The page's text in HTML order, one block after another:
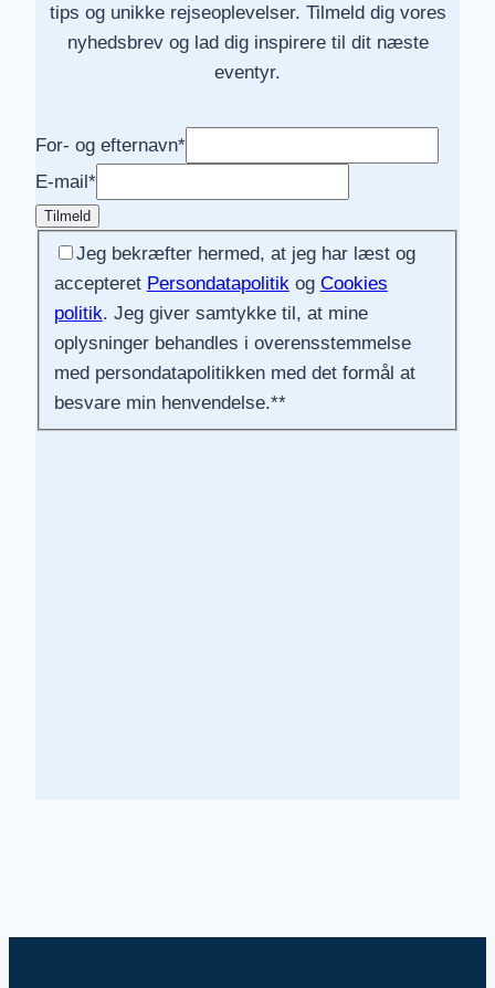
tips og unikke rejseoplevelser. Tilmeld dig vores
nyhedsbrev og lad dig inspirere til dit næste
eventyr.
For- og efternavn*
E-mail*
Tilmeld
Jeg bekræfter hermed, at jeg har læst og
accepteret Persondatapolitik og Cookies
politik. Jeg giver samtykke til, at mine
oplysninger behandles i overensstemmelse
med persondatapolitikken med det formål at
besvare min henvendelse.**